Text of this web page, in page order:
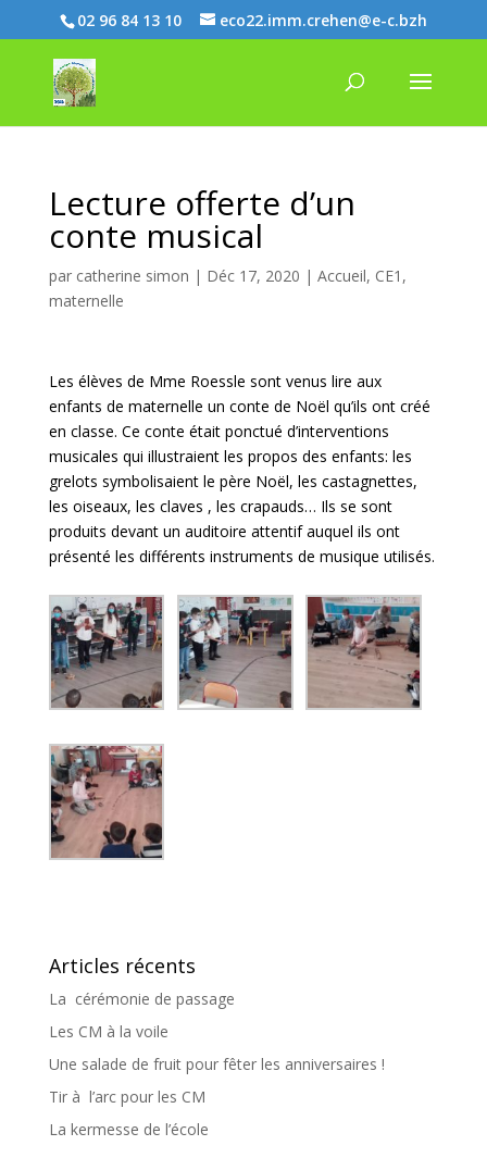
02 96 84 13 10 eco22.imm.crehen@e-c.bzh
Lecture offerte d’un
conte musical
par catherine simon | Déc 17, 2020 | Accueil, CE1 ,
maternelle
Les élèves de Mme Roessle sont venus lire aux
enfants de maternelle un conte de Noël qu’ils ont créé
en classe. Ce conte était ponctué d’interventions
musicales qui illustraient les propos des enfants: les
grelots symbolisaient le père Noël, les castagnettes,
les oiseaux, les claves , les crapauds… Ils se sont
produits devant un auditoire attentif auquel ils ont
présenté les différents instruments de musique utilisés.
Articles récents
La cérémonie de passage
Les CM à la voile
Une salade de fruit pour fêter les anniversaires !
Tir à l’arc pour les CM
La kermesse de l’école